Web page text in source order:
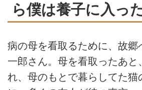
ら僕は養子に入っ
病の母を看取るために、故郷
一郎さん。母を看取ったあと
れ、母のもとで暮らしてた猫